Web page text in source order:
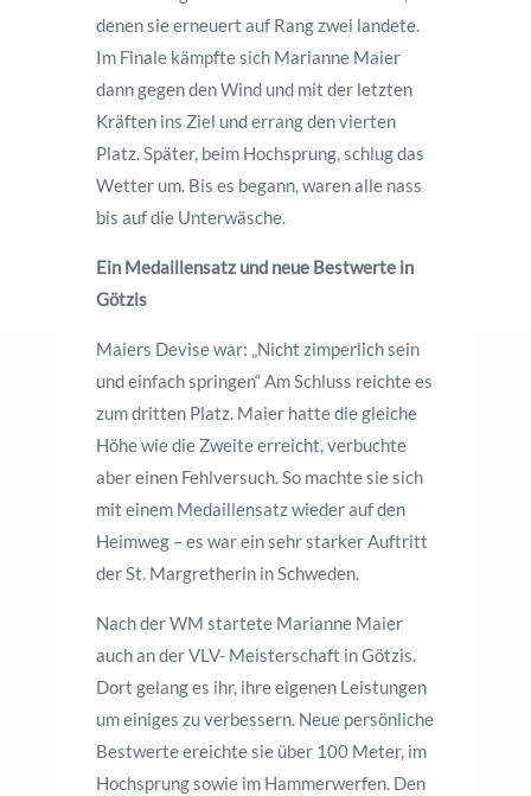
denen sie erneuert auf Rang zwei landete.
Im Finale kämpfte sich Marianne Maier
dann gegen den Wind und mit der letzten
Kräften ins Ziel und errang den vierten
Platz. Später, beim Hochsprung, schlug das
Wetter um. Bis es begann, waren alle nass
bis auf die Unterwäsche.
Ein Medaillensatz und neue Bestwerte in
Götzis
Maiers Devise war: „Nicht zimperlich sein
und einfach springen“ Am Schluss reichte es
zum dritten Platz. Maier hatte die gleiche
Höhe wie die Zweite erreicht, verbuchte
aber einen Fehlversuch. So machte sie sich
mit einem Medaillensatz wieder auf den
Heimweg – es war ein sehr starker Auftritt
der St. Margretherin in Schweden.
Nach der WM startete Marianne Maier
auch an der VLV- Meisterschaft in Götzis.
Dort gelang es ihr, ihre eigenen Leistungen
um einiges zu verbessern. Neue persönliche
Bestwerte ereichte sie über 100 Meter, im
Hochsprung sowie im Hammerwerfen. Den